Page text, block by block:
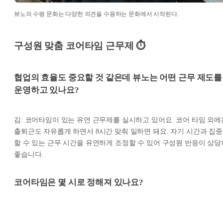
뷰노의 수평 문화는 다양한 의견을 수용하는 문화에서 시작된다.
구성원 맞춤 코어타임 근무제 ⏱️
협업의 효율도 중요할 것 같은데 뷰노는 어떤 근무 제도를
운영하고 있나요?
김: 코어타임이 있는 유연 근무제를 실시하고 있어요. 코어 타임 외에
출퇴근도 자유롭게 하면서 8시간 맞춰 일하면 돼요. 자기 시간과 집중
할 수 있는 근무 시간을 유연하게 조정할 수 있어 구성원 반응이 상당
좋습니다.
코어타임은 몇 시로 정해져 있나요?